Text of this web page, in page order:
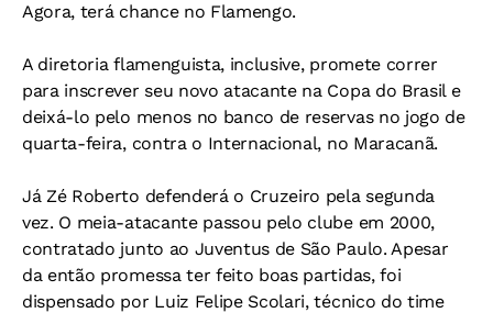
Agora, terá chance no Flamengo.
A diretoria flamenguista, inclusive, promete correr
para inscrever seu novo atacante na Copa do Brasil e
deixá-lo pelo menos no banco de reservas no jogo de
quarta-feira, contra o Internacional, no Maracanã.
Já Zé Roberto defenderá o Cruzeiro pela segunda
vez. O meia-atacante passou pelo clube em 2000,
contratado junto ao Juventus de São Paulo. Apesar
da então promessa ter feito boas partidas, foi
dispensado por Luiz Felipe Scolari, técnico do time